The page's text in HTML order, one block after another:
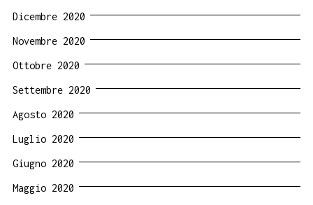
Dicembre 2020
Novembre 2020
Ottobre 2020
Settembre 2020
Agosto 2020
Luglio 2020
Giugno 2020
Maggio 2020